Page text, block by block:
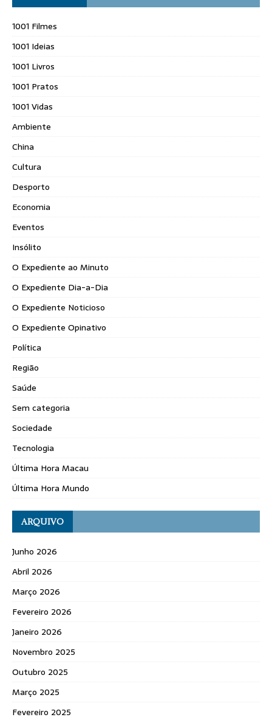
1001 Filmes
1001 Ideias
1001 Livros
1001 Pratos
1001 Vidas
Ambiente
China
Cultura
Desporto
Economia
Eventos
Insólito
O Expediente ao Minuto
O Expediente Dia-a-Dia
O Expediente Noticioso
O Expediente Opinativo
Política
Região
Saúde
Sem categoria
Sociedade
Tecnologia
Última Hora Macau
Última Hora Mundo
ARQUIVO
Junho 2026
Abril 2026
Março 2026
Fevereiro 2026
Janeiro 2026
Novembro 2025
Outubro 2025
Março 2025
Fevereiro 2025